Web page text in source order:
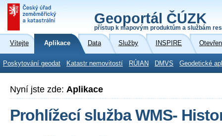
Geoportál ČÚZK
přístup k mapovým produktům a službám
Vítejte Aplikace Data Služby INSPIRE
Poskytování geodat Katastr nemovitostí RÚIAN DMVS Geodetické
Nyní jste zde: Aplikace
Prohlížecí služba WMS-